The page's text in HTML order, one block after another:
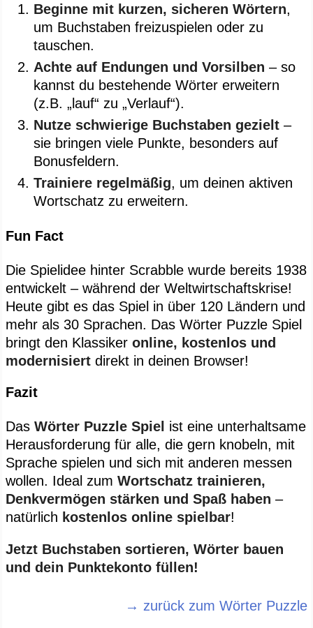
Beginne mit kurzen, sicheren Wörtern,
um Buchstaben freizuspielen oder zu
tauschen.
Achte auf Endungen und Vorsilben – so
kannst du bestehende Wörter erweitern
(z.B. „lauf“ zu „Verlauf“).
Nutze schwierige Buchstaben gezielt –
sie bringen viele Punkte, besonders auf
Bonusfeldern.
Trainiere regelmäßig, um deinen aktiven
Wortschatz zu erweitern.
Fun Fact
Die Spielidee hinter Scrabble wurde bereits 1938
entwickelt – während der Weltwirtschaftskrise!
Heute gibt es das Spiel in über 120 Ländern und
mehr als 30 Sprachen. Das Wörter Puzzle Spiel
bringt den Klassiker online, kostenlos und
modernisiert direkt in deinen Browser!
Fazit
Das Wörter Puzzle Spiel ist eine unterhaltsame
Herausforderung für alle, die gern knobeln, mit
Sprache spielen und sich mit anderen messen
wollen. Ideal zum Wortschatz trainieren,
Denkvermögen stärken und Spaß haben –
natürlich kostenlos online spielbar!
Jetzt Buchstaben sortieren, Wörter bauen
und dein Punktekonto füllen!
→ zurück zum Wörter Puzzle